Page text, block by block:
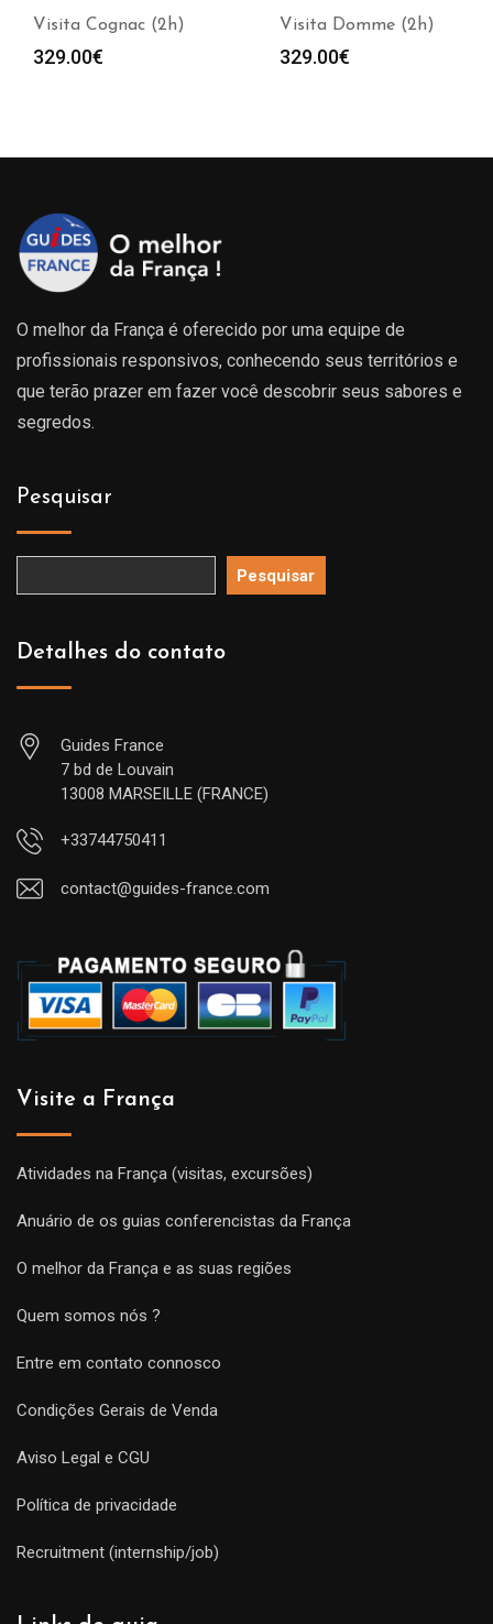
Visita Cognac (2h)
329.00€
Visita Domme (2h)
329.00€
O melhor da França é oferecido por uma equipe de
profissionais responsivos, conhecendo seus territórios e
que terão prazer em fazer você descobrir seus sabores e
segredos.
Pesquisar
Pesquisar
Detalhes do contato
Guides France
7 bd de Louvain
13008 MARSEILLE (FRANCE)
+33744750411
contact@guides-france.com
Visite a França
Atividades na França (visitas, excursões)
Anuário de os guias conferencistas da França
O melhor da França e as suas regiões
Quem somos nós ?
Entre em contato connosco
Condições Gerais de Venda
Aviso Legal e CGU
Política de privacidade
Recruitment (internship/job)